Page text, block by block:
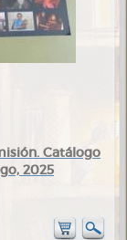
Catálogo
2025